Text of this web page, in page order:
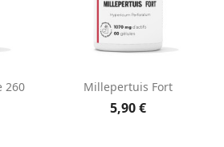
260
Millepertuis Fort
5,90 €